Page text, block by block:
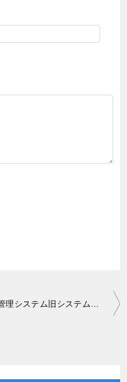
契約管理システム旧システムから新システム(Intra-mart)への移行業務